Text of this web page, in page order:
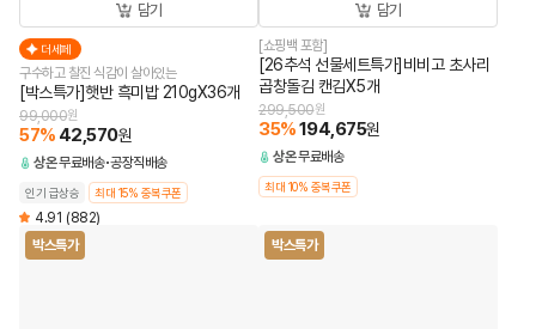
담기
더세페
구수하고 찰진 식감이 살아있는
[박스특가]햇반 흑미밥 210gX36개
99,000원
57% 42,570원
상온무료배송 공장직배송
인기 급상승 최대 15% 중복쿠폰
4.91 (882)
담기
[쇼핑백 포함]
[26추석 선물세트특가]비비고 초사리
곱창돌김 캔김X5개
299,500원
35%194,675원
상온무료배송
최대 10% 중복쿠폰
박스특가 박스특가